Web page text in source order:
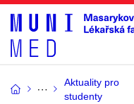
Aktuality pro
studenty